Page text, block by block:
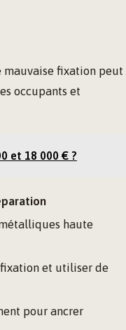
mauvaise fixation peut
occupants et
et 18 000 € ?
haute
et utiliser de
pour ancrer